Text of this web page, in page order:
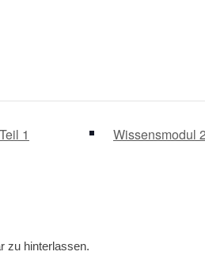
1 Wissensmodul
zu hinterlassen.